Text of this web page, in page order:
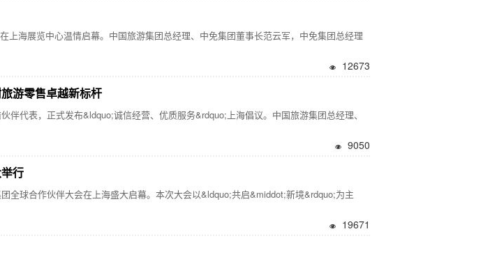
海展览中心温情启幕。中国旅游集团总经理、中免集团董事长范云军，中免集团总经理
12673
游零售卓越新标杆
代表，正式发布&ldquo;诚信经营、优质服务&rdquo;上海倡议。中国旅游集团总经理、
9050
行
球合作伙伴大会在上海盛大启幕。本次大会以&ldquo;共启&middot;新境&rdquo;为主
19671